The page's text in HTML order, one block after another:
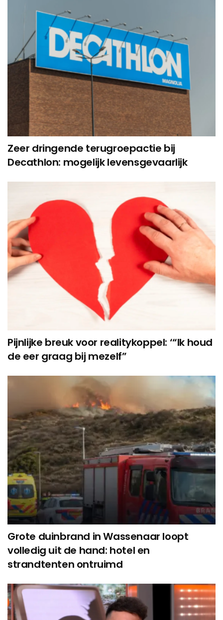
Zeer dringende terugroepactie bij
Decathlon: mogelijk levensgevaarlijk
Pijnlijke breuk voor realitykoppel: ‘“Ik houd
de eer graag bij mezelf”
Grote duinbrand in Wassenaar loopt
volledig uit de hand: hotel en
strandtenten ontruimd